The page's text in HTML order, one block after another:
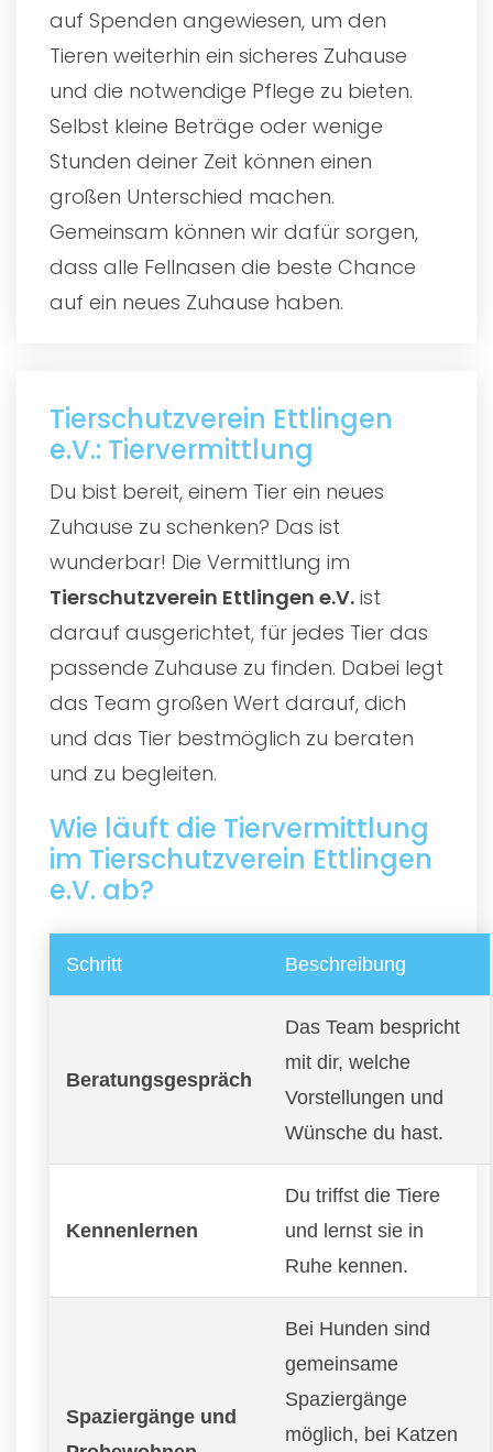
auf Spenden angewiesen, um den
Tieren weiterhin ein sicheres Zuhause
und die notwendige Pflege zu bieten.
Selbst kleine Beträge oder wenige
Stunden deiner Zeit können einen
großen Unterschied machen.
Gemeinsam können wir dafür sorgen,
dass alle Fellnasen die beste Chance
auf ein neues Zuhause haben.
Tierschutzverein Ettlingen
e.V.: Tiervermittlung
Du bist bereit, einem Tier ein neues
Zuhause zu schenken? Das ist
wunderbar! Die Vermittlung im
Tierschutzverein Ettlingen e.V. ist
darauf ausgerichtet, für jedes Tier das
passende Zuhause zu finden. Dabei legt
das Team großen Wert darauf, dich
und das Tier bestmöglich zu beraten
und zu begleiten.
Wie läuft die Tiervermittlung
im Tierschutzverein Ettlingen
e.V. ab?
Schritt Beschreibung
Beratungsgespräch
Das Team bespricht
mit dir, welche
Vorstellungen und
Wünsche du hast.
Kennenlernen
Du triffst die Tiere
und lernst sie in
Ruhe kennen.
Spaziergänge und
Bei Hunden sind
gemeinsame
Spaziergänge
möglich, bei Katzen